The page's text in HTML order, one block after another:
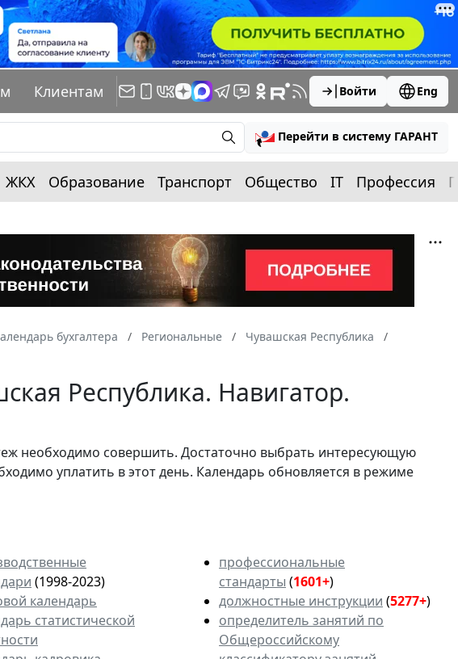
Клиентам Войти Eng
Перейти в систему ГАРАНТ
ЖКХ Образование Транспорт Общество IT Профессия
бухгалтера Региональные
Чувашская Республика
Республика. Навигатор.
необходимо совершить. Достаточно выбрать интересующую
уплатить в этот день. Календарь обновляется в режиме
(1998-2023)
календарь
статистической
профессиональные
стандарты (1601+)
должностные инструкции (5277+)
определитель занятий по
Общероссийскому